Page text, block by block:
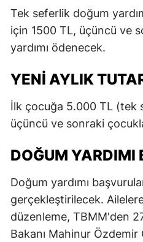
Tek seferlik doğum
için 1500 TL, üçüncü ve
yardımı ödenecek.
YENI AYLIK
İlk çocuğa 5.000 TL (tek
üçüncü ve sonraki
DOĞUM YARDIMI
Doğum yardımı
gerçekleştirilecek.
düzenleme, TBMM'den
Bakanı Mahinur Özdemir